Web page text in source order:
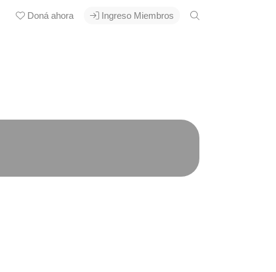
Doná ahora Ingreso Miembros